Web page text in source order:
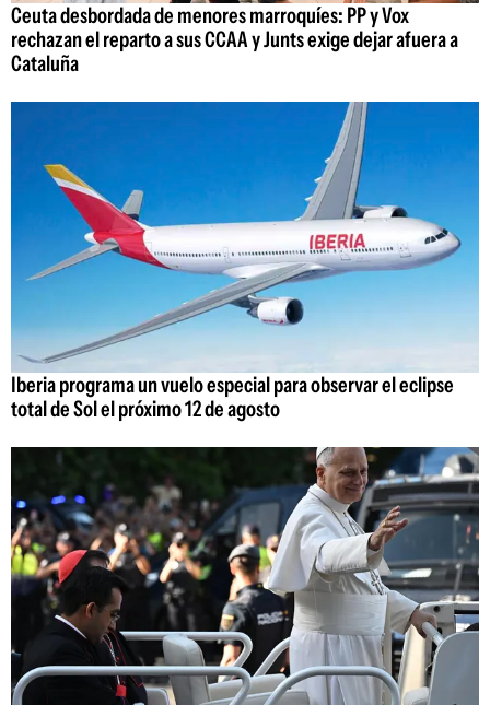
Ceuta desbordada de menores marroquíes: PP y Vox
rechazan el reparto a sus CCAA y Junts exige dejar afuera a
Cataluña
Iberia programa un vuelo especial para observar el eclipse
total de Sol el próximo 12 de agosto